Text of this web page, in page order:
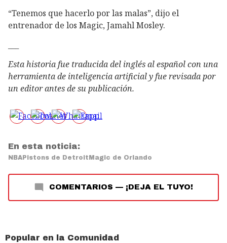
“Tenemos que hacerlo por las malas”, dijo el
entrenador de los Magic, Jamahl Mosley.
Esta historia fue traducida del inglés al español con una
herramienta de inteligencia artificial y fue revisada por
un editor antes de su publicación.
En esta noticia:
NBA Pistons de Detroit Magic de Orlando
COMENTARIOS — ¡DEJA EL TUYO!
Popular en la Comunidad